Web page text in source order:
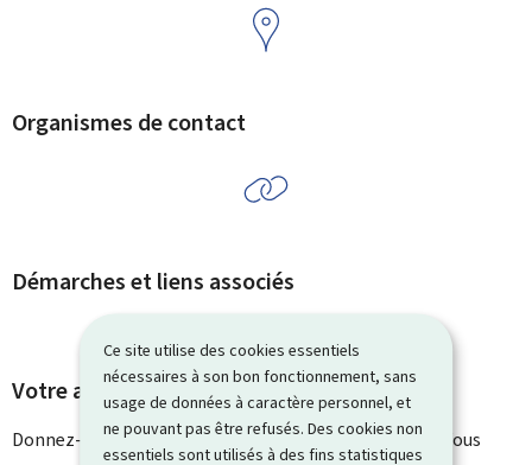
Ce site utilise des cookies essentiels
nécessaires à son bon fonctionnement, sans
usage de données à caractère personnel, et
ne pouvant pas être refusés. Des cookies non
essentiels sont utilisés à des fins statistiques
Organismes de contact
Démarches et liens associés
Votre avis nous intéresse
Donnez-nous votre avis sur le contenu de cette page. Vous